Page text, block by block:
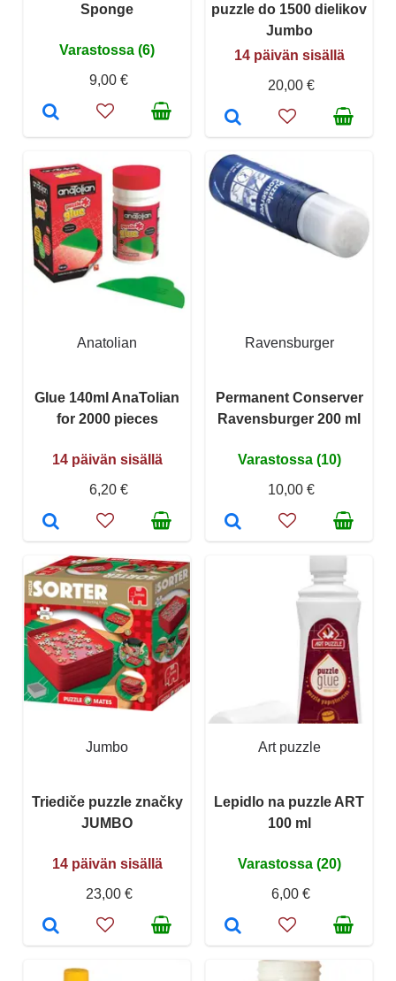
Sponge
Varastossa (6)
9,00 €
puzzle do 1500 dielikov
Jumbo
14 päivän sisällä
20,00 €
Anatolian
Glue 140ml AnaTolian
for 2000 pieces
14 päivän sisällä
6,20 €
Ravensburger
Permanent Conserver
Ravensburger 200 ml
Varastossa (10)
10,00 €
Jumbo
Triediče puzzle značky
JUMBO
14 päivän sisällä
23,00 €
Art puzzle
Lepidlo na puzzle ART
100 ml
Varastossa (20)
6,00 €